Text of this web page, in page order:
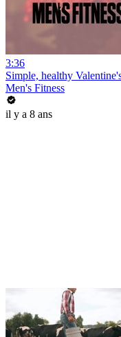
3:36
Simple, healthy
Men's Fitness
il y a 8 ans